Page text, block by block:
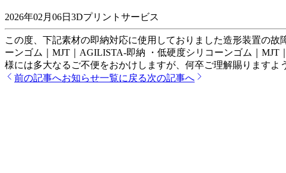
2026年02月06日 3Dプリントサービス
この度、下記素材の即納対応に使用しておりました造形装置の
ーンゴム｜MJT｜AGILISTA-即納 ・低硬度シリコーンゴム｜
様には多大なるご不便をおかけしますが、何卒ご理解賜ります
前の記事へお知らせ一覧に戻る次の記事へ